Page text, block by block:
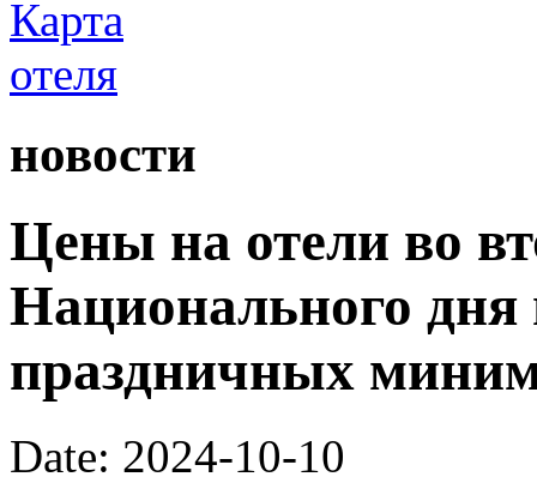
новости
Цены на отели во
Национального дня
праздничных
Date: 2024-10-10